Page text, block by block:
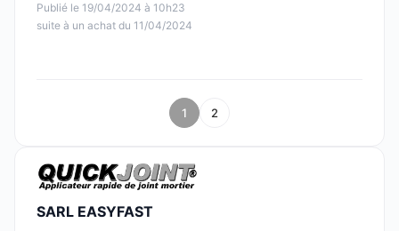
Publié le 19/04/2024 à 10h23
suite à un achat du 11/04/2024
1 2
SARL EASYFAST